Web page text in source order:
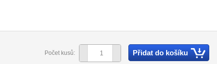
Počet kusů: Přidat do košíku